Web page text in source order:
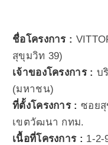
ชื่อโครงการ :
สุขุมวิท 39)
เจ้าของโครงการ : บ
(มหาชน)
ที่ตั้งโครงการ : ซอยสุ
เขตวัฒนา กทม.
เนื้อที่โครงการ : 1-2-